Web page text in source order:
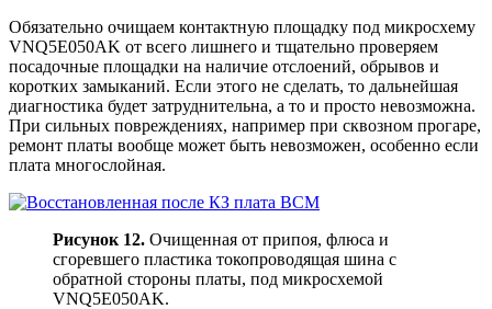
Обязательно очищаем контактную площадку под микросхему
VNQ5E050AK от всего лишнего и тщательно проверяем
посадочные площадки на наличие отслоений, обрывов и
коротких замыканий. Если этого не сделать, то дальнейшая
диагностика будет затруднительна, а то и просто невозможна.
При сильных повреждениях, например при сквозном прогаре,
ремонт платы вообще может быть невозможен, особенно если
плата многослойная.
Рисунок 12. Очищенная от припоя, флюса и
сгоревшего пластика токопроводящая шина с
обратной стороны платы, под микросхемой
VNQ5E050AK.